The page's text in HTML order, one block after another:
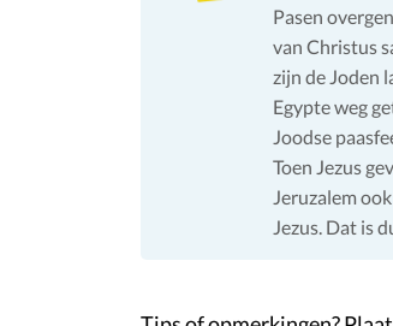
Pasen
van Christus
zijn de Joden
Egypte weg
Joodse
Toen Jezus
Jeruzalem
Jezus. Dat is